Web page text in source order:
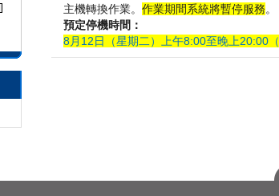
主機轉換作業。作業期間系統將暫停服務。
預定停機時間：
8月 12日（星期二）上午8:00至晚上20:00